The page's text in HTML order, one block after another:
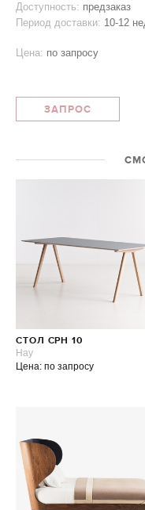
Доступность: предзаказ
Период доставки: 10-12
Цена: по запросу
ЗАПРОС
СТОЛ CPH 10
Hay
Цена: по запросу